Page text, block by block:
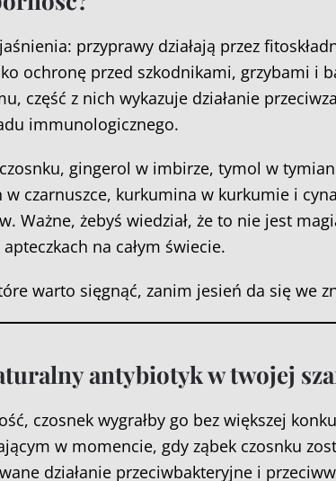
przyprawy działają przez
ochronę przed szkodnikami, grzybami i
część z nich wykazuje działanie
immunologicznego.
gingerol w imbirze, tymol w
czarnuszce, kurkumina w kurkumie i
Ważne, żebyś wiedział, że to nie jest
na całym świecie.
warto sięgnąć, zanim jesień da się we
antybiotyk w twojej
czosnek wygrałby go bez większej
w momencie, gdy ząbek czosnku
działanie przeciwbakteryjne i